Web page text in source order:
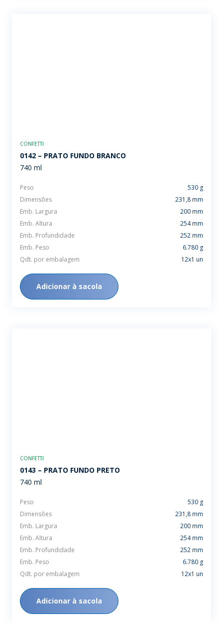
CONFETTI
0142 – PRATO FUNDO BRANCO
740 ml
Peso
530 g
Dimensões
231,8 mm
Emb. Largura
200 mm
Emb. Altura
254 mm
Emb. Profundidade
252 mm
Emb. Peso
6.780 g
Qdt. por embalagem
12x1 un
Adicionar à sacola
CONFETTI
0143 – PRATO FUNDO PRETO
740 ml
Peso
530 g
Dimensões
231,8 mm
Emb. Largura
200 mm
Emb. Altura
254 mm
Emb. Profundidade
252 mm
Emb. Peso
6.780 g
Qdt. por embalagem
12x1 un
Adicionar à sacola